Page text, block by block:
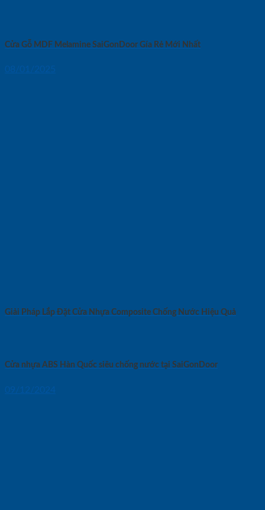
Cửa Gỗ MDF Melamine SaiGonDoor Gía Rẻ Mới Nhất
08/01/2025
Giải Pháp Lắp Đặt Cửa Nhựa Composite Chống Nước Hiệu Quả
Cửa nhựa ABS Hàn Quốc siêu chống nước tại SaiGonDoor
09/12/2024